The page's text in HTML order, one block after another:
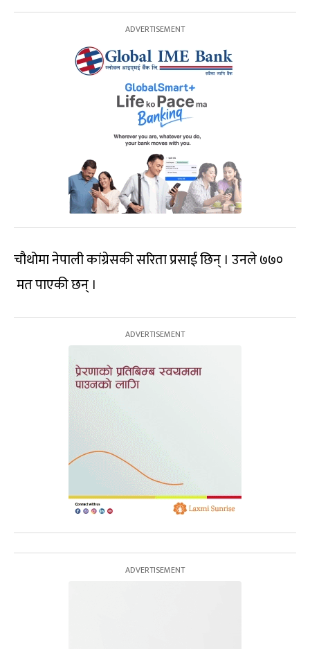
चौथोमा नेपाली कांग्रेसकी सरिता प्रसाईं छिन् । उनले ७७०
मत पाएकी छन् ।